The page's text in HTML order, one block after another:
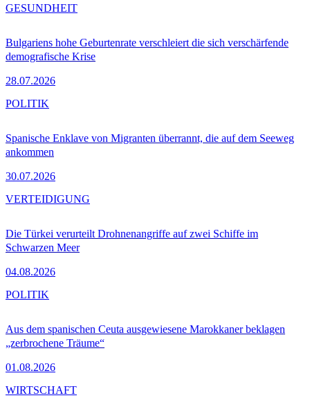
Bulgariens hohe Geburtenrate verschleiert die sich verschärfende
demografische Krise
28.07.2026
GESUNDHEIT
Spanische Enklave von Migranten überrannt, die auf dem Seeweg
ankommen
30.07.2026
POLITIK
Die Türkei verurteilt Drohnenangriffe auf zwei Schiffe im
Schwarzen Meer
04.08.2026
VERTEIDIGUNG
Aus dem spanischen Ceuta ausgewiesene Marokkaner beklagen
„zerbrochene Träume“
01.08.2026
POLITIK
WIRTSCHAFT